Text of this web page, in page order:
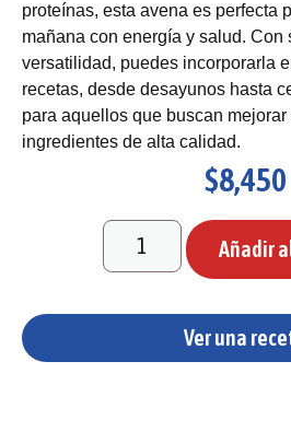
proteínas, esta avena es perfecta
mañana con energía y salud. Con
versatilidad, puedes incorporarla
recetas, desde desayunos hasta
para aquellos que buscan
ingredientes de alta calidad.
$8,450
Añadir
Ver una